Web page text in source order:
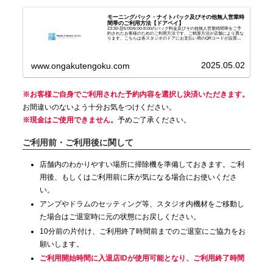
モーニングパック・ナイトパック及びその他無人営業時
間帯のご利用方法【ドアペイ】
23:30-翌6:00/6:00-9:00のパック料金及びその他無人営業時間帯をご予
約されたお客様のためのご利用方法です。ご精算方法が店舗により異な
ります。こちらは各スタジオのドアにお支払い用のQRコードが設置さ
www.ongakutengoku.com 2025.05.02
※お客様ご自身でご利用された予約内容を選択し決済いただきます。
お間違いのないよう十分お気をつけください。
※現金はご使用できません。 予めご了承ください。
ご利用前・ご利用後に関して
店舗内のわかりやすい場所に掃除機を準備しておきます。ご利
用後、もしくはご利用前に床が気になる場合にお使いくださ
い。
アンプやドラムのセッティング等、スタジオ内機材をご移動し
た場合はご退室時に元の状態にお戻しください。
10分前の片付け、ご利用終了時間前までのご退室にご協力をお
願いします。
ご利用開始時間に入退店IDが使用可能となり、ご利用終了時間